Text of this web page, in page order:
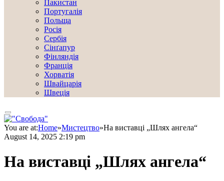
Пакистан
Португалія
Польща
Росія
Сербія
Сінґапур
Фінляндія
Франція
Хорватія
Швайцарія
Швеція
You are at:Home»Мистецтво»На виставці „Шлях ангела“
August 14, 2025 2:19 pm
На виставці „Шлях ангела“